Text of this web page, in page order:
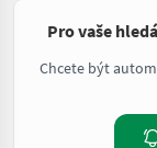
Pro vaše
Chcete být